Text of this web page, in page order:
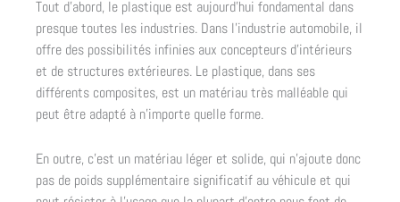
Tout d’abord, le plastique est aujourd’hui fondamental dans
presque toutes les industries. Dans l’industrie automobile, il
offre des possibilités infinies aux concepteurs d’intérieurs
et de structures extérieures. Le plastique, dans ses
différents composites, est un matériau très malléable qui
peut être adapté à n’importe quelle forme.
En outre, c’est un matériau léger et solide, qui n’ajoute donc
pas de poids supplémentaire significatif au véhicule et qui